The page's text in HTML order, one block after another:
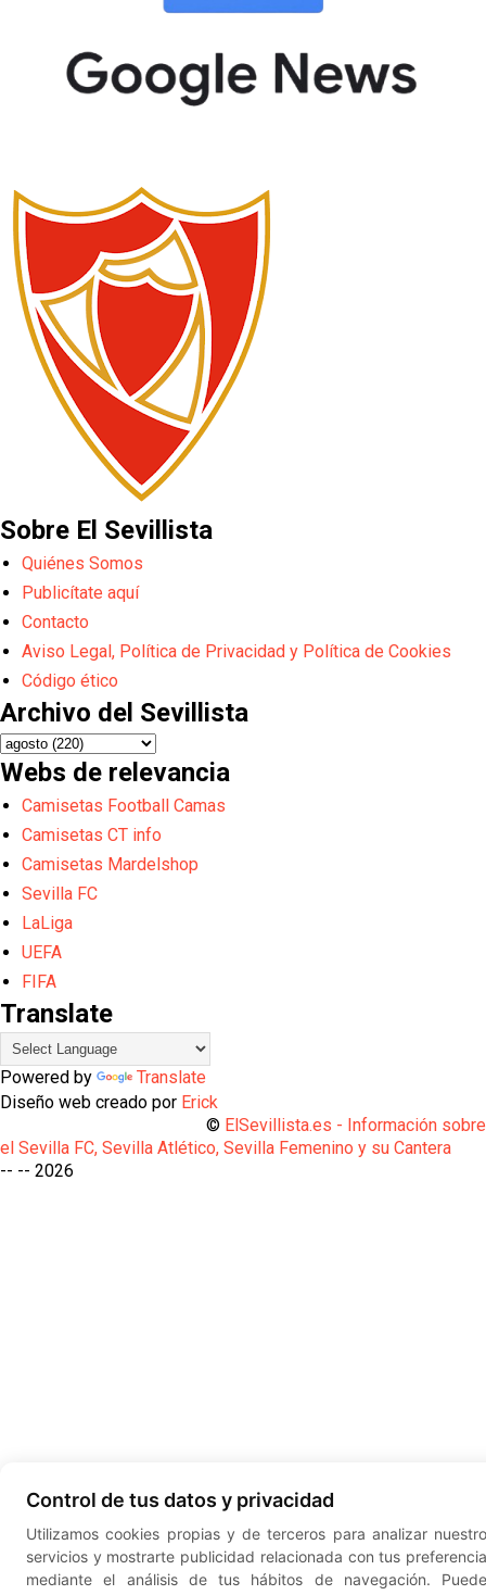
Sobre El Sevillista
Quiénes Somos
Publicítate aquí
Contacto
Aviso Legal, Política de Privacidad y Política de Cookies
Código ético
Archivo del Sevillista
Webs de relevancia
Camisetas Football Camas
Camisetas CT info
Camisetas Mardelshop
Sevilla FC
LaLiga
UEFA
FIFA
Translate
Powered by
Translate
Diseño web creado por Erick
© ElSevillista.es - Información sobre
el Sevilla FC, Sevilla Atlético, Sevilla Femenino y su Cantera
-- --
Control de tus datos y privacidad
Utilizamos cookies propias y de terceros para analizar
servicios y mostrarte publicidad relacionada con tus
mediante el análisis de tus hábitos de navegación.
2026